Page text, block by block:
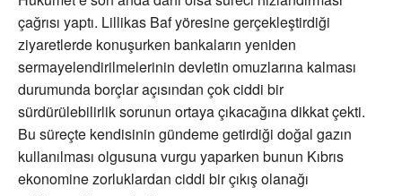
çağrısı yaptı. Lillikas Baf yöresine gerçekleştirdiği
ziyaretlerde konuşurken bankaların yeniden
sermayelendirilmelerinin devletin omuzlarına kalması
durumunda borçlar açısından çok ciddi bir
sürdürülebilirlik sorunun ortaya çıkacağına dikkat çekti.
Bu süreçte kendisinin gündeme getirdiği doğal gazın
kullanılması olgusuna vurgu yaparken bunun Kıbrıs
ekonomine zorluklardan ciddi bir çıkış olanağı